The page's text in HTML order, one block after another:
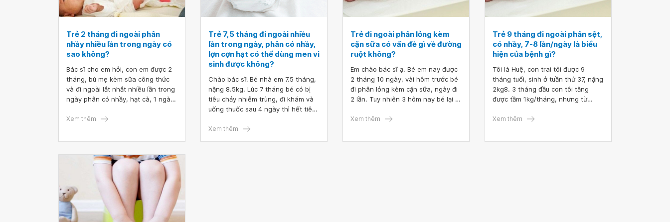
Trẻ 2 tháng đi ngoài phân
nhầy nhiều lần trong ngày có
sao không?
Bác sĩ cho em hỏi, con em được 2
tháng, bú mẹ kèm sữa công thức
và đi ngoài lắt nhắt nhiều lần trong
ngày phân có nhầy, hạt cà, 1 ngày
Xem thêm
Trẻ 7,5 tháng đi ngoài nhiều
lần trong ngày, phân có nhầy,
lợn cợn hạt có thể dùng men vi
sinh được không?
Chào bác sĩ! Bé nhà em 7.5 tháng,
nặng 8.5kg. Lúc 7 tháng bé có bị
tiêu chảy nhiễm trùng, đi khám và
uống thuốc sau 4 ngày thì hết tiêu
ngoài phân màu vàng có khi xanh
Xem thêm
Trẻ đi ngoài phân lỏng kèm
cặn sữa có vấn đề gì về đường
ruột không?
Em chào bác sĩ ạ. Bé em nay được
2 tháng 10 ngày, vài hôm trước bé
đi phân lỏng kèm cặn sữa, ngày đi
2 lần. Tuy nhiên 3 hôm nay bé lại đi
Xem thêm
Trẻ 9 tháng đi ngoài phân sệt,
có nhầy, 7-8 lần/ngày là biểu
hiện của bệnh gì?
Tôi là Huệ, con trai tôi được 9
tháng tuổi, sinh ở tuần thứ 37, nặng
2kg8. 3 tháng đầu con tôi tăng
được tầm 1kg/tháng, nhưng từ
dần, mỗi tháng tăng được 2 đến 3
Xem thêm